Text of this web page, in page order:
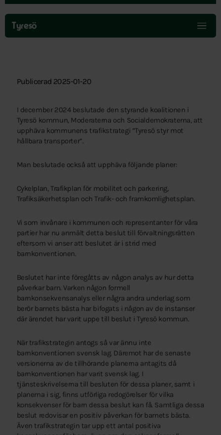
Hoppa
över
menyn
Tyresö
Publicerad 2025-01-20
I december 2024 beslutade den styrande koalitionen i
Tyresö kommun, Moderaterna och Socialdemokraterna, att
upphäva kommunens trafikstrategi ”Tyresö styr mot
hållbara transporter”.
Man beslutade också att upphäva följande planer:
Cykelplan, Trafikplan för mobilitet och parkering,
Trafiksäkerhetsplan och Trafik- och framkomlighetsplan.
Vi som invånare i kommunen och representanter för våra
partier har nu anmält detta beslut till förvaltningsrätten
eftersom vi anser att beslutet är i strid med
barnkonventionen.
Beslutet har inte föregåtts av någon analys av hur detta
påverkar barn. Varken någon formell
barnkonsekvensanalys eller några andra underlag som
berör barnets bästa har bifogats i någon av de instanser
där ärendet har varit uppe till beslut i Tyresö kommun.
När trafikstrategin antogs så var ännu inte
barnkonventionen svensk lag. Däremot har de senaste
versionerna av de tillhörande planerna antagits då
barnkonventionen har varit svensk lag. I
tjänsteskrivelserna till besluten för dessa planer, samt i
planerna i sig, finns utförliga redogörelser för vilka
konsekvenser för barn dessa beslut kan få. Samtliga dessa
beslut redovisar en positiv påverkan för barnets bästa.
Även trafikstrategin tar upp ett antal positiva